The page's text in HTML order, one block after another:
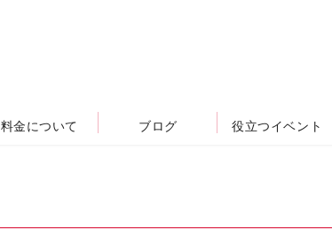
料金について ブログ 役立つイベント